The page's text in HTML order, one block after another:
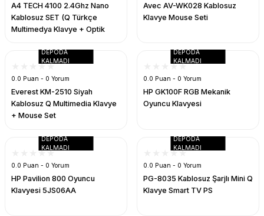
A4 TECH 4100 2.4Ghz Nano
Kablosuz SET (Q Türkçe
Multimedya Klavye + Optik
Avec AV-WK028 Kablosuz
Klavye Mouse Seti
DEPODA
KALMADI
0.0 Puan - 0 Yorum
Everest KM-2510 Siyah
Kablosuz Q Multimedia Klavye
+ Mouse Set
DEPODA
KALMADI
0.0 Puan - 0 Yorum
HP GK100F RGB Mekanik
Oyuncu Klavyesi
DEPODA
KALMADI
0.0 Puan - 0 Yorum
HP Pavilion 800 Oyuncu
Klavyesi 5JS06AA
DEPODA
KALMADI
0.0 Puan - 0 Yorum
PG-8035 Kablosuz Şarjlı Mini Q
Klavye Smart TV PS